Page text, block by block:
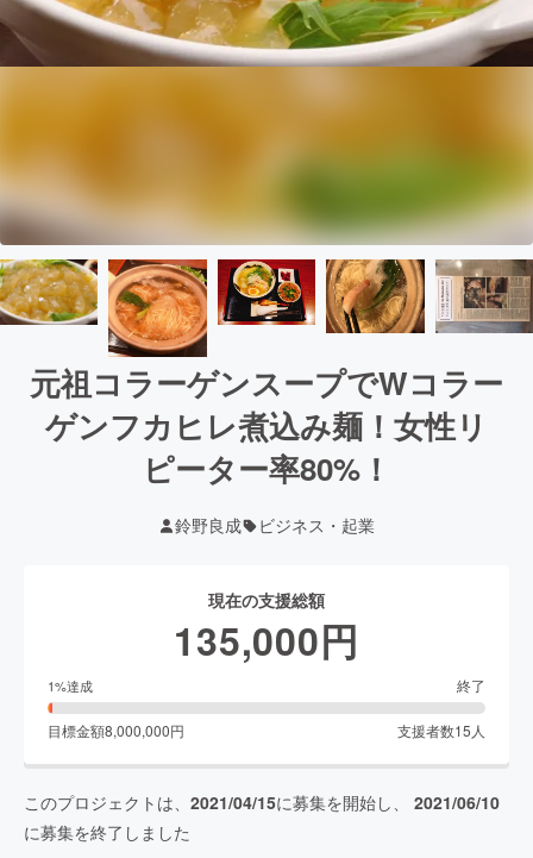
元祖コラーゲンスープでWコラー
ゲンフカヒレ煮込み麺！女性リ
ピーター率80%！
鈴野良成 ビジネス・起業
現在の支援総額
135,000円
1%達成 終了
目標金額8,000,000円 支援者数15 人
このプロジェクトは、 2021/04/15に募集を開始し、 2021/06/10
に募集を終了しました